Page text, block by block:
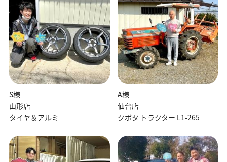
S様
山形店
タイヤ＆アルミ
A様
仙台店
クボタ トラクター L1-265